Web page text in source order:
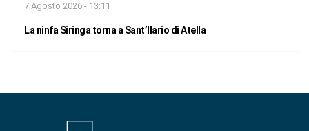
7 Agosto 2026 - 13:11
La ninfa Siringa torna a Sant’Ilario di Atella